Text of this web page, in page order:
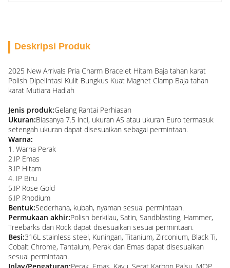
Deskripsi Produk
2025 New Arrivals Pria Charm Bracelet Hitam Baja tahan karat
Polish Dipelintasi Kulit Bungkus Kuat Magnet Clamp Baja tahan
karat Mutiara Hadiah
Jenis produk:Gelang Rantai Perhiasan
Ukuran:Biasanya 7.5 inci, ukuran AS atau ukuran Euro termasuk
setengah ukuran dapat disesuaikan sebagai permintaan.
Warna:
1. Warna Perak
2.IP Emas
3.IP Hitam
4. IP Biru
5.IP Rose Gold
6.IP Rhodium
Bentuk:Sederhana, kubah, nyaman sesuai permintaan.
Permukaan akhir:Polish berkilau, Satin, Sandblasting, Hammer,
Treebarks dan Rock dapat disesuaikan sesuai permintaan.
Besi:316L stainless steel, Kuningan, Titanium, Zirconium, Black Ti,
Cobalt Chrome, Tantalum, Perak dan Emas dapat disesuaikan
sesuai permintaan.